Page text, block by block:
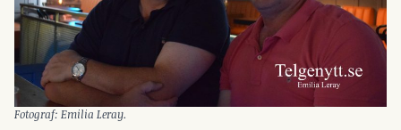
Fotograf: Emilia Leray.